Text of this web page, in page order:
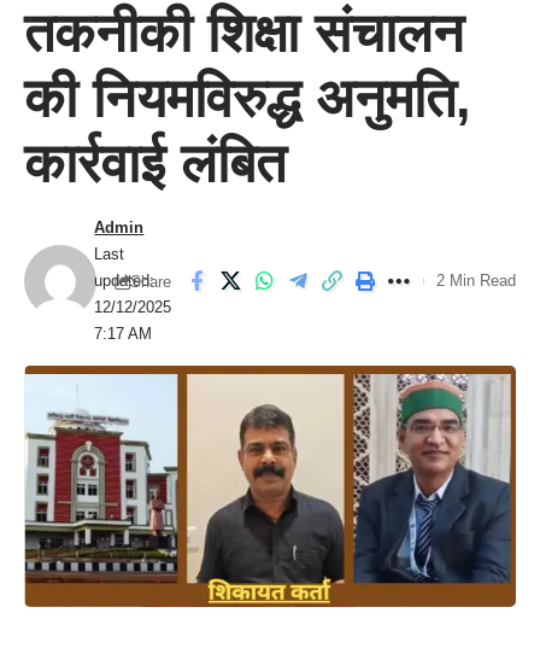
तकनीकी शिक्षा संचालन
की नियमविरुद्ध अनुमति,
कार्रवाई लंबित
Last
updated:
12/12/2025
7:17 AM
Admin
Share 2 Min Read